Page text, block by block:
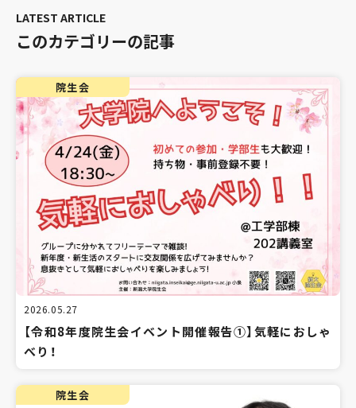
このカテゴリーの記事
院生会
2026.05.27
【令和8年度院生会イベント開催報告①】気軽におしゃ
べり！
院生会